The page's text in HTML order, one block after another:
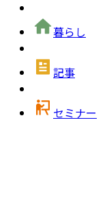
暮らし
記事
セミナー